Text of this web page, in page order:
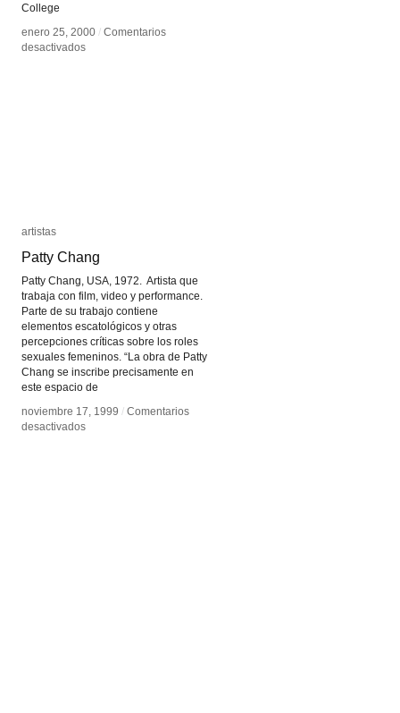
College
enero 25, 2000 / Comentarios
desactivadosen
enero 25, 2000 / Comentarios
desactivadosen
artistas
Patty Chang
Patty Chang, USA, 1972. Artista que
trabaja con film, video y performance.
Parte de su trabajo contiene
elementos escatológicos y otras
percepciones críticas sobre los roles
sexuales femeninos. “La obra de Patty
Chang se inscribe precisamente en
este espacio de
noviembre 17, 1999 / Comentarios
desactivadosen
artistas
Patty Chang
noviembre 17, 1999 / Comentarios
desactivadosen